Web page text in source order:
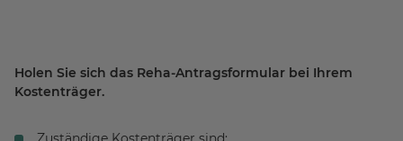
Holen Sie sich das Reha-Antragsformular bei Ihrem
Kostenträger.